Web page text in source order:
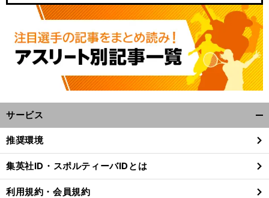
サービス
閉
る
推奨環境
集英社ID・スポルティーバIDとは
利用規約・会員規約